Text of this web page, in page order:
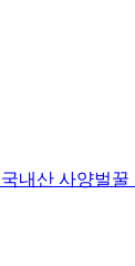
내산 사양벌